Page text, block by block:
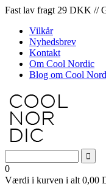
Fast lav fragt 29 DKK //
Vilkår
Nyhedsbrev
Kontakt
Om Cool Nordic
Blog om Cool
0
Værdi i kurven i alt 0,00